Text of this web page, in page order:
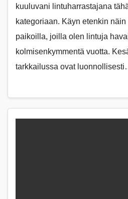
kuuluvani lintuharrastajana
kategoriaan. Käyn etenkin
paikoilla, joilla olen lintuja
kolmisenkymmentä vuotta.
tarkkailussa ovat